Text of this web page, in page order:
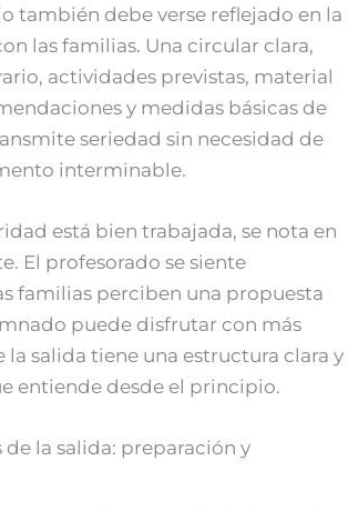
también debe verse reflejado en la
las familias. Una circular clara,
actividades previstas, material
y medidas básicas de
seriedad sin necesidad de
interminable.
está bien trabajada, se nota en
El profesorado se siente
familias perciben una propuesta
puede disfrutar con más
salida tiene una estructura clara y
entiende desde el principio.
de la salida: preparación y